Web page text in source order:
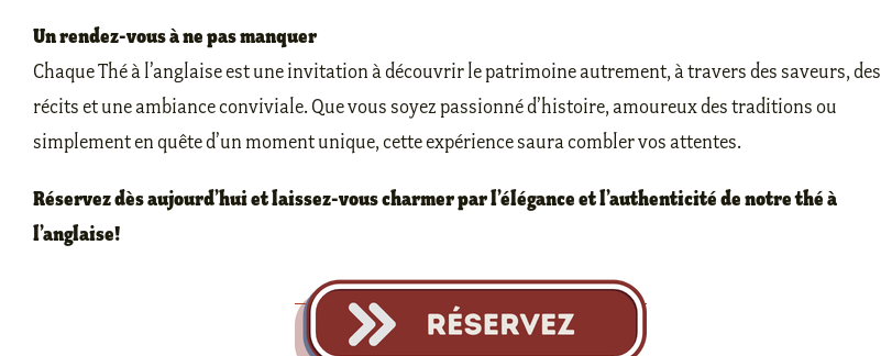
Un rendez-vous à ne pas manquer
Chaque Thé à l’anglaise est une invitation à découvrir le patrimoine autrement, à travers des saveurs, des
récits et une ambiance conviviale. Que vous soyez passionné d’histoire, amoureux des traditions ou
simplement en quête d’un moment unique, cette expérience saura combler vos attentes.
Réservez dès aujourd’hui et laissez-vous charmer par l’élégance et l’authenticité de notre thé à
l’anglaise!